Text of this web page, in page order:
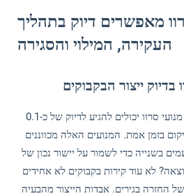
מאפשרים דיוק בתהליך
העקירה, המילוי והסגירה
ייצור הבקבוקים
בApplications של דמיקה, מנועי סרוו יכולים להגיע לדיוק של כ-0.1
בזמן אמת. המנועים האלה מכווננים
הסיבוב כ-200 פעמים בשנייה כדי לשמור על יישור נכון של
לא עוד קירות בקבוקים לא אחידים
החזרה בגירים. אבדות הייצור מהבעיה